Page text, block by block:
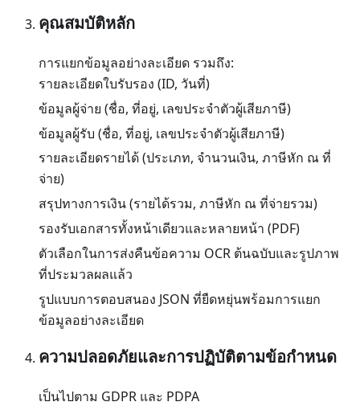
คุณสมบัติหลัก
การแยกข้อมูลอย่างละเอียด รวมถึง:
รายละเอียดใบรับรอง (ID, วันที่)
ข้อมูลผู้จ่าย (ชื่อ, ที่อยู่, เลขประจำตัวผู้เสียภาษี)
ข้อมูลผู้รับ (ชื่อ, ที่อยู่, เลขประจำตัวผู้เสียภาษี)
รายละเอียดรายได้ (ประเภท, จำนวนเงิน, ภาษีหัก ณ ที่
จ่าย)
สรุปทางการเงิน (รายได้รวม, ภาษีหัก ณ ที่จ่ายรวม)
รองรับเอกสารทั้งหน้าเดียวและหลายหน้า (PDF)
ตัวเลือกในการส่งคืนข้อความ OCR ต้นฉบับและรูปภาพ
ที่ประมวลผลแล้ว
รูปแบบการตอบสนอง JSON ที่ยืดหยุ่นพร้อมการแยก
ข้อมูลอย่างละเอียด
ความปลอดภัยและการปฏิบัติตามข้อกำหนด
เป็นไปตาม GDPR และ PDPA